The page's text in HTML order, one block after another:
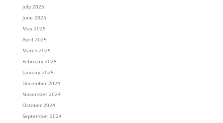
July 2025
June 2025
May 2025
April 2025
March 2025
February 2025
January 2025
December 2024
November 2024
October 2024
September 2024